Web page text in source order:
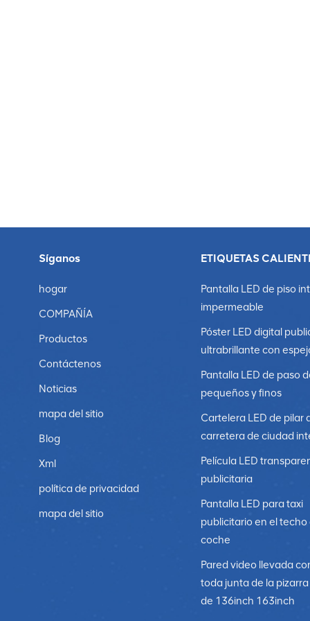
Síganos
hogar
COMPAÑÍA
Productos
Contáctenos
Noticias
mapa del sitio
Blog
Xml
política de privacidad
mapa del sitio
ETIQUETAS
Pantalla LED de piso
impermeable
Póster LED digital
ultrabrillante con
Pantalla LED de paso
pequeños y finos
Cartelera LED de pilar
carretera de ciudad
Película LED
publicitaria
Pantalla LED para taxi
publicitario en el techo
coche
Pared video llevada
toda junta de la
de 136inch 163inch